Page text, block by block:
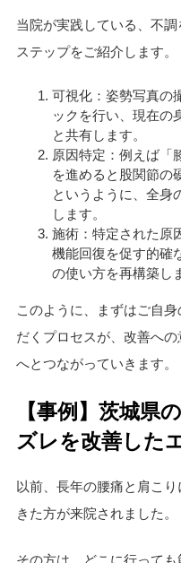
当院が実践している、不
ステップをご紹介します。
可視化：姿勢写真の
ックを行い、現在の
と共有します。
原因特定：例えば「
を進めると股関節の
というように、全身
します。
施術：特定された原
機能回復を促す的確
の使い方を再構築し
このように、まずはご自
だくプロセスが、改善へ
へとつながっていきます。
【事例】茨城県
ズレを改善した
以前、長年の腰痛と肩こ
きた方が来院されました。